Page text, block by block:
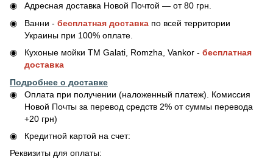
Адресная доставка Новой Почтой — от 80 грн.
Ванни - бесплатная доставка по всей территории
Украины при 100% оплате.
Кухоные мойки ТМ Galati, Romzha, Vankor - бесплатная
доставка
Подробнее о доставке
Оплата при получении (наложенный платеж). Комиссия
Новой Почты за перевод средств 2% от суммы перевода
+20 грн)
Кредитной картой на счет:
Реквизиты для оплаты: